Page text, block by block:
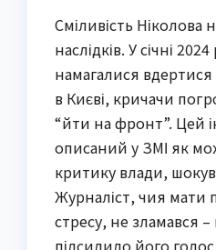
Сміливість Ніколова
наслідків. У січні
намагалися
в Києві, кричачи
“йти на фронт”. Цей
описаний у ЗМІ як
критику влади,
Журналіст, чия мати
стресу, не зламався
підсилило його